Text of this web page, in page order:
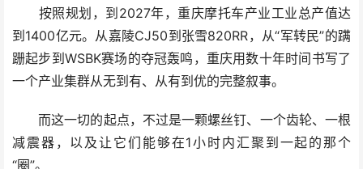
按照规划，到2027年，重庆摩托车产业工业总产值达
到1400亿元。从嘉陵CJ50到张雪820RR，从“军转民”的蹒
跚起步到WSBK赛场的夺冠轰鸣，重庆用数十年时间书写了
一个产业集群从无到有、从有到优的完整叙事。
而这一切的起点，不过是一颗螺丝钉、一个齿轮、一根
减震器，以及让它们能够在1小时内汇聚到一起的那个
“圈”。